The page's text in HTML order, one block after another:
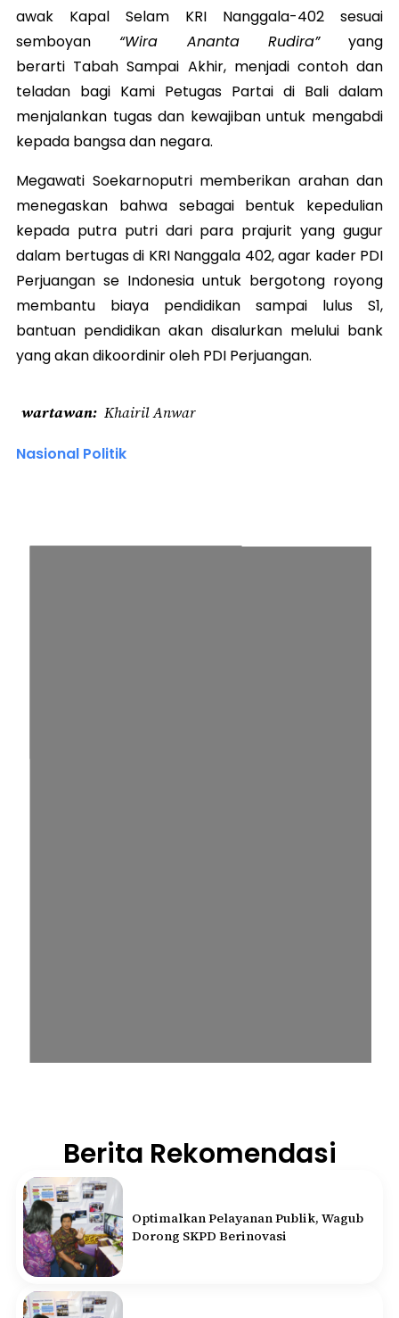
awak Kapal Selam KRI Nanggala-402 sesuai
semboyan “Wira Ananta Rudira”yang
berarti Tabah Sampai Akhir, menjadi contoh dan
teladan bagi Kami Petugas Partai di Bali dalam
menjalankan tugas dan kewajiban untuk mengabdi
kepada bangsa dan negara.
Megawati Soekarnoputri memberikan arahan dan
menegaskan bahwa sebagai bentuk kepedulian
kepada putra putri dari para prajurit yang gugur
dalam bertugas di KRI Nanggala 402, agar kader PDI
Perjuangan se Indonesia untuk bergotong royong
membantu biaya pendidikan sampai lulus S1,
bantuan pendidikan akan disalurkan melului bank
yang akan dikoordinir oleh PDI Perjuangan.
wartawan Khairil Anwar
Nasional Politik
Berita Rekomendasi
Optimalkan Pelayanan Publik, Wagub
Dorong SKPD Berinovasi